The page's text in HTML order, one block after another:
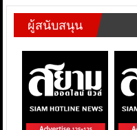
ผู้สนับสนุน